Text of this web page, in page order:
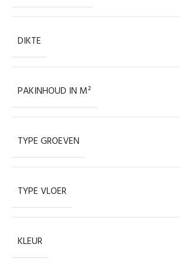
DIKTE
PAKINHOUD IN M²
TYPE GROEVEN
TYPE VLOER
KLEUR